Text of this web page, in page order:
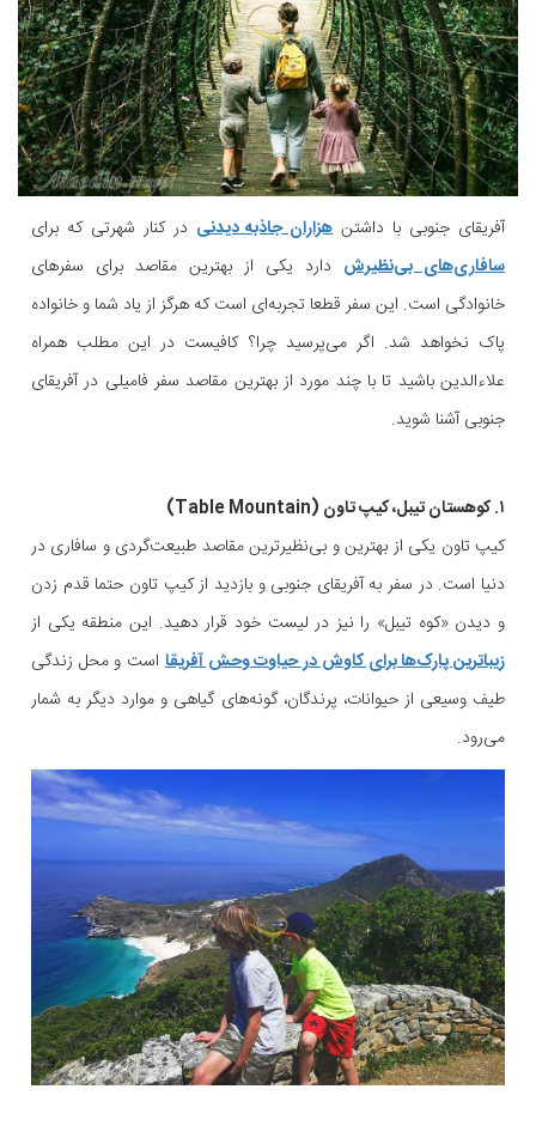
آفریقای جنوبی با داشتنهزاران جاذبه دیدنی در کنار شهرتی که برای
سافاری‌های بی‌نظیرش دارد یکی از بهترین مقاصد برای سفرهای
خانوادگی است. این سفر قطعا تجربه‌ای است که هرگز از یاد شما و خانواده
پاک نخواهد شد. اگر می‌پرسید چرا؟ کافیست در این مطلب همراه
علاءالدین باشید تا با چند مورد از بهترین مقاصد سفر فامیلی در آفریقای
جنوبی آشنا شوید.
۱. کوهستان تیبل، کیپ تاون (Table Mountain)
کیپ تاون یکی از بهترین و بی‌نظیرترین مقاصد طبیعت‌گردی و سافاری در
دنیا است. در سفر به آفریقای جنوبی و بازدید از کیپ تاون حتما قدم زدن
و دیدن «کوه تیبل» را نیز در لیست خود قرار دهید. این منطقه یکی از
زیباترین پارک‌ها برای کاوش در حیاوت وحش آفریقا است و محل زندگی
طیف وسیعی از حیوانات، پرندگان، گونه‌های گیاهی و موارد دیگر به شمار
می‌رود.